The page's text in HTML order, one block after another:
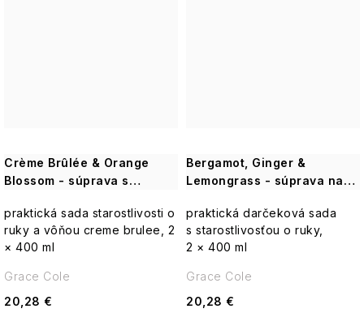
Crème Brûlée & Orange
Blossom - súprava s
praktická sada starostlivosti o
ruky a vôňou creme brulee, 2
× 400 ml
20,28 €
Grace Cole
Bergamot, Ginger &
Lemongrass - súprava na
praktická darčeková sada
s starostlivosťou o ruky,
2 × 400 ml
20,28 €
Grace Cole